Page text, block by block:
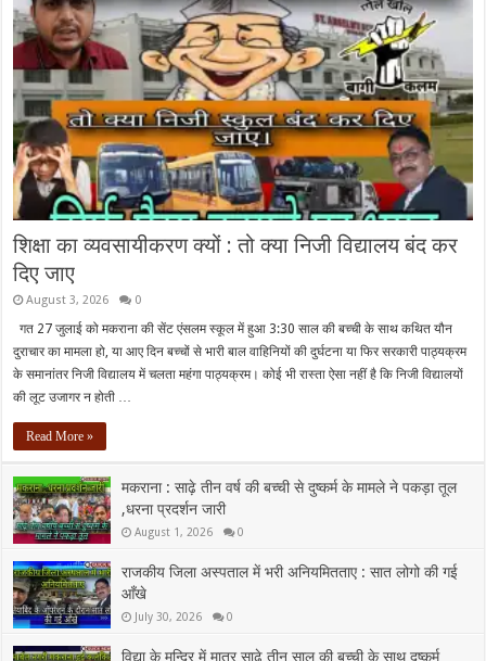
शिक्षा का व्यवसायीकरण क्यों : तो क्या निजी विद्यालय बंद कर
दिए जाए
August 3, 2026 0
गत 27 जुलाई को मकराना की सेंट एंसलम स्कूल में हुआ 3:30 साल की बच्ची के साथ कथित यौन
दुराचार का मामला हो, या आए दिन बच्चों से भारी बाल वाहिनियों की दुर्घटना या फिर सरकारी पाठ्यक्रम
के समानांतर निजी विद्यालय में चलता महंगा पाठ्यक्रम। कोई भी रास्ता ऐसा नहीं है कि निजी विद्यालयों
की लूट उजागर न होती …
Read More »
मकराना : साढ़े तीन वर्ष की बच्ची से दुष्कर्म के मामले ने पकड़ा तूल
,धरना प्रदर्शन जारी
August 1, 2026 0
राजकीय जिला अस्पताल में भरी अनियमितताए : सात लोगो की गई
आँखे
July 30, 2026 0
विद्या के मन्दिर में मात्र साढ़े तीन साल की बच्ची के साथ दुष्कर्म